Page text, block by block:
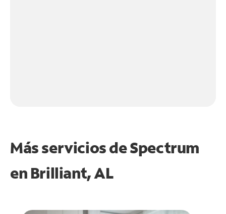
Más servicios de Spectrum
en Brilliant, AL